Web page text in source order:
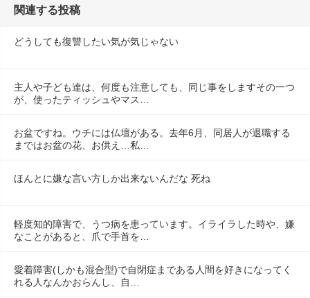
関連する投稿
どうしても復讐したい気が気じゃない
主人や子ども達は、何度も注意しても、同じ事をしますその一つ
が、使ったティッシュやマス…
お盆ですね。ウチには仏壇がある。去年6月、同居人が退職する
まではお盆の花、お供え…私…
ほんとに嫌な言い方しか出来ないんだな 死ね
軽度知的障害で、うつ病を患っています。イライラした時や、嫌
なことがあると、爪で手首を…
愛着障害(しかも混合型)で自閉症まである人間を好きになってく
れる人なんかおらんし、自…